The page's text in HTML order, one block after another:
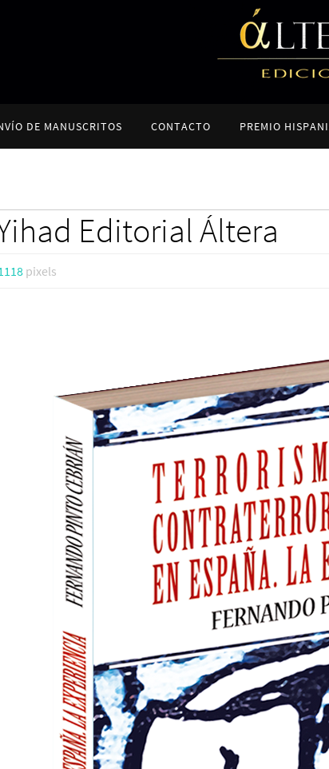
DE MANUSCRITOS CONTACTO PREMIO
Editorial Áltera
pixels